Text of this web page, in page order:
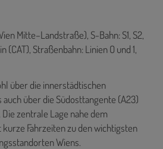
Mitte–Landstraße), S-Bahn: S1, S2,
(CAT), Straßenbahn: Linien O und 1,
über die innerstädtischen
über die Südosttangente (A23)
zentrale Lage nahe dem
Fahrzeiten zu den wichtigsten
Wiens.